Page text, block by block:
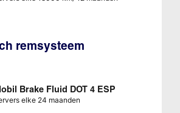
remsysteem
Brake Fluid DOT 4 ESP
elke 24 maanden